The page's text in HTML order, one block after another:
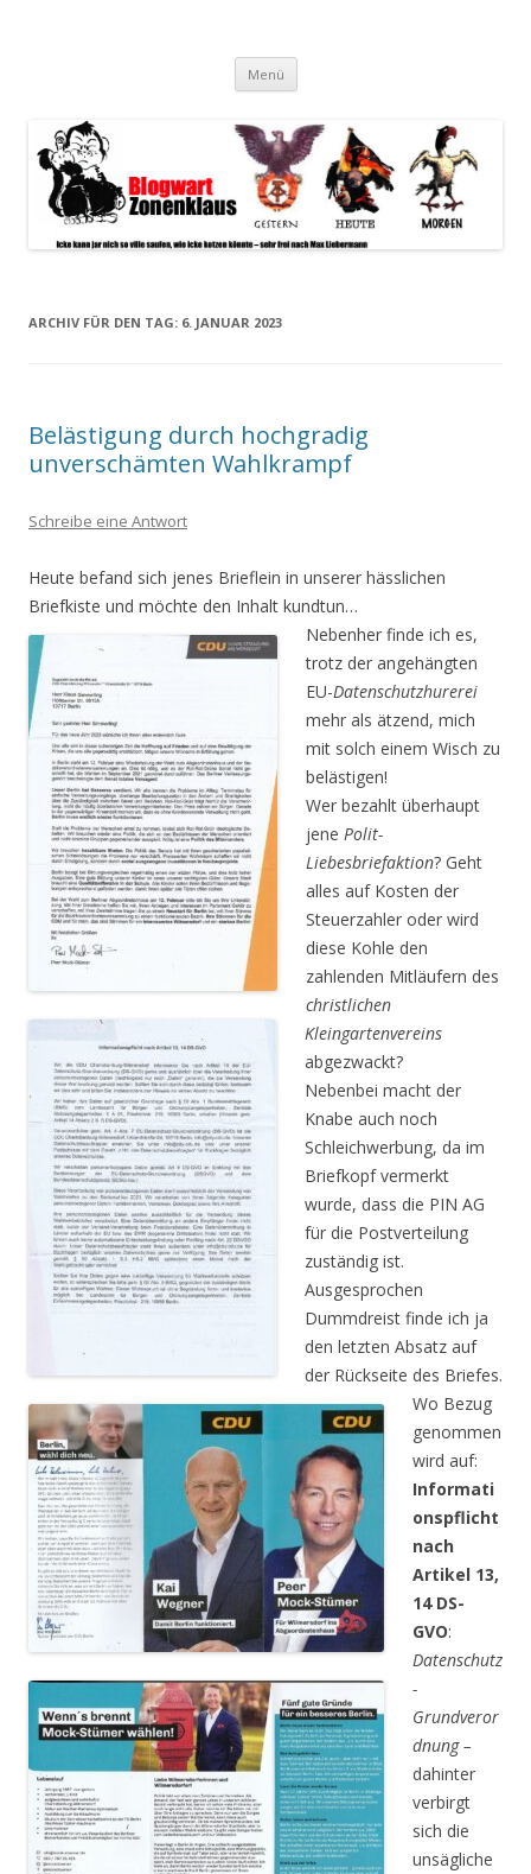
spiegeln im wesentlichen den Gesundheitszustand dieser unserer
Menü Zum
springen
ARCHIV FÜR DEN TAG: 6. JANUAR 2023
Belästigung durch hochgradig
unverschämten Wahlkrampf
Schreibe eine Antwort
Heute befand sich jenes Brieflein in unserer hässlichen
Briefkiste und möchte den Inhalt kundtun…
Nebenher finde ich es,
trotz der angehängten
EU-Datenschutzhurerei
mehr als ätzend, mich
mit solch einem Wisch zu
belästigen!
Wer bezahlt überhaupt
jene Polit-
Liebesbriefaktion? Geht
alles auf Kosten der
Steuerzahler oder wird
diese Kohle den
zahlenden Mitläufern des
christlichen
Kleingartenvereins
abgezwackt?
Nebenbei macht der
Knabe auch noch
Schleichwerbung, da im
Briefkopf vermerkt
wurde, dass die PIN AG
für die Postverteilung
zuständig ist.
Ausgesprochen
Dummdreist finde ich ja
den letzten Absatz auf
der Rückseite des Briefes.
Wo Bezug
genommen
wird auf:
Informati
onspflicht
nach
Artikel 13,
14 DS-
GVO:
Datenschutz
-
Grundveror
dnung –
dahinter
verbirgt
sich die
unsägliche